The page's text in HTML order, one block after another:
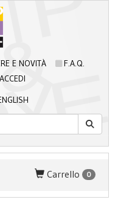
E NOVITÀ
F.A.Q.
ACCEDI
Carrello 0